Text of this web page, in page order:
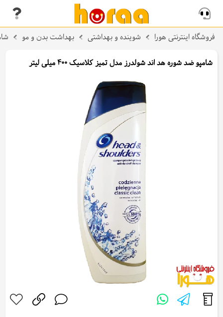
فروشگاه اینترنتی هورا شوینده و بهداشتی بهداشت بدن و مو
شامپو ضد شوره هد اند شولدرز مدل تمیز کلاسیک 400 میلی لیتر